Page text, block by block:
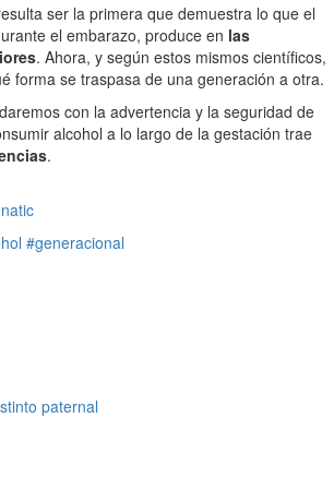
ser la primera que demuestra lo que el
el embarazo, produce en las
. Ahora, y según estos mismos científicos,
forma se traspasa de una generación a otra.
con la advertencia y la seguridad de
alcohol a lo largo de la gestación trae
.
#generacional
paternal